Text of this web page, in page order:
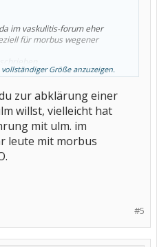
im vaskulitis-forum eher
für morbus wegener
Größe anzuzeigen.
zur abklärung einer
willst, vielleicht hat
mit ulm. im
leute mit morbus
#5